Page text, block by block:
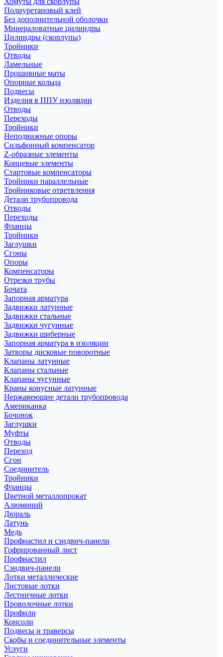
Полиуретановый клей
Без дополнительной оболочки
Минераловатные цилиндры
Цилиндры (скорлупы)
Тройники
Отводы
Ламельные
Прошивные маты
Опорные кольца
Подвесы
Изделия в ППУ изоляции
Отводы
Переходы
Тройники
Неподвижные опоры
Cильфонный компенсатор
Z-образные элементы
Концевые элементы
Стартовые компенсаторы
Тройники параллельные
Тройниковые ответвления
Детали трубопровода
Отводы
Переходы
Фланцы
Тройники
Заглушки
Сгоны
Опоры
Компенсаторы
Отрезки трубы
Бочата
Запорная арматура
Задвижки латунные
Задвижки стальные
Задвижки чугунные
Задвижки шиберные
Запорная арматура в изоляции
Затворы дисковые поворотные
Клапаны латунные
Клапаны стальные
Клапаны чугунные
Краны конусные латунные
Нержавеющие детали трубопровода
Американка
Бочонок
Заглушки
Муфты
Отводы
Переход
Сгон
Соединитель
Тройники
Фланцы
Цветной металлопрокат
Алюминий
Дюраль
Латунь
Медь
Профнастил и сэндвич-панели
Гофрированный лист
Профнастил
Сэндвич-панели
Лотки металлические
Листовые лотки
Лестничные лотки
Проволочные лотки
Профили
Консоли
Подвесы и траверсы
Скобы и соединительные элементы
Услуги